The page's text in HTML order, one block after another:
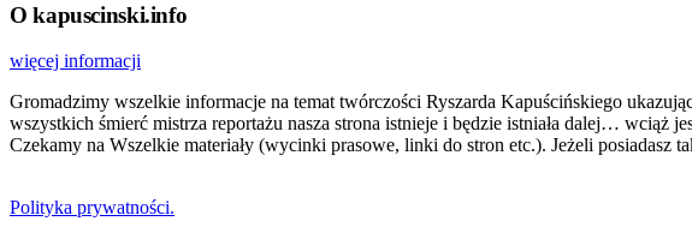
O kapuscinski.info
więcej informacji
Gromadzimy wszelkie informacje na temat twórczości Ryszarda Kapuścińskiego
wszystkich śmierć mistrza reportażu nasza strona istnieje i będzie istniała dalej… wciąż
Czekamy na Wszelkie materiały (wycinki prasowe, linki do stron etc.). Jeżeli posiadasz
Polityka prywatności.